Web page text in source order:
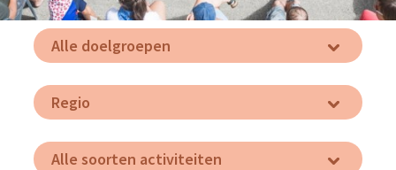
Alle doelgroepen
Regio
Alle soorten activiteiten